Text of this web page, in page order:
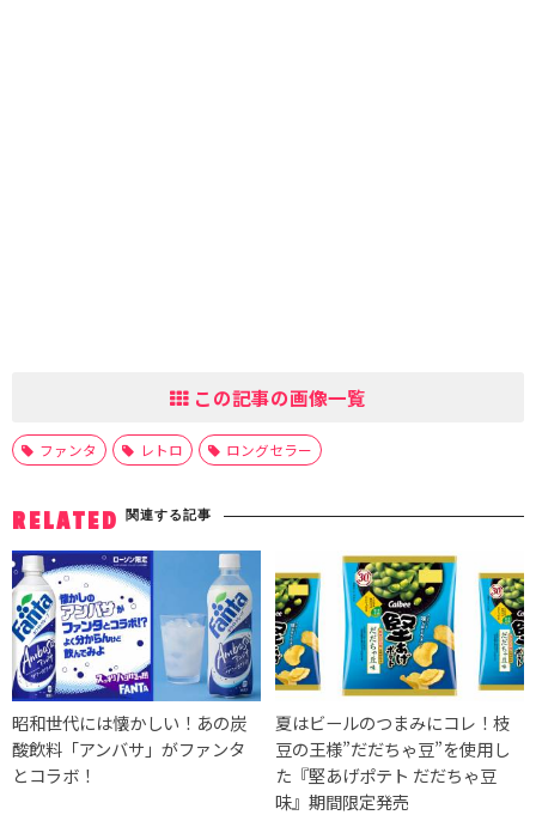
この記事の画像一覧
ファンタ レトロ ロングセラー
RELATED 関連する記事
昭和世代には懐かしい！あの炭
酸飲料「アンバサ」がファンタ
とコラボ！
夏はビールのつまみにコレ！枝
豆の王様”だだちゃ豆”を使用し
た『堅あげポテト だだちゃ豆
味』期間限定発売